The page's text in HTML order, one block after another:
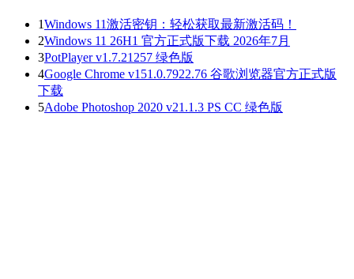
1Windows 11激活密钥：轻松获取最新激活码！
2Windows 11 26H1 官方正式版下载 2026年7月
3PotPlayer v1.7.21257 绿色版
4Google Chrome v151.0.7922.76 谷歌浏览器官方正式版
下载
5Adobe Photoshop 2020 v21.1.3 PS CC 绿色版